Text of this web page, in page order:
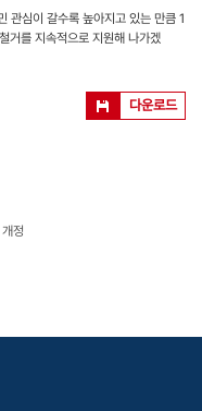
관심이 갈수록 높아지고 있는 만큼 1
거를 지속적으로 지원해 나가겠
다운로드
정